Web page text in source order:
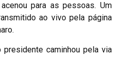
para as pessoas. Um
ao vivo pela página
caminhou pela via